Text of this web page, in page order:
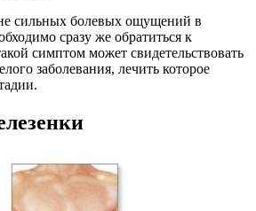
сильных болевых ощущений в
сразу же обратиться к
симптом может свидетельствовать
заболевания, лечить которое